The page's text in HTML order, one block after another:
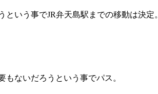
という事でJR弁天島駅までの移動は決定
ないだろうという事でパス。